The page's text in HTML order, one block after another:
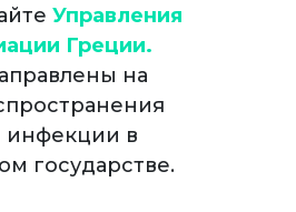
Управления
Греции.
на
инфекции в
государстве.